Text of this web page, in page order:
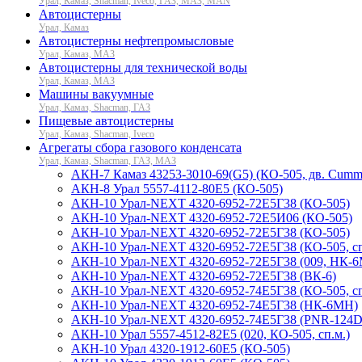
Автоцистерны
Урал, Камаз
Автоцистерны нефтепромысловые
Урал, Камаз, МАЗ
Автоцистерны для технической воды
Урал, Камаз, МАЗ
Машины вакуумные
Урал, Камаз, Shacman, ГАЗ
Пищевые автоцистерны
Урал, Камаз, Shacman, Iveco
Агрегаты сбора газового конденсата
Урал, Камаз, Shacman, ГАЗ, МАЗ
АКН-7 Камаз 43253-3010-69(G5) (КО-505, дв.
АКН-8 Урал 5557-4112-80Е5 (КО-505)
АКН-10 Урал-NEXT 4320-6952-72Е5Г38 (КО-505)
АКН-10 Урал-NEXT 4320-6952-72Е5И06 (КО-505)
АКН-10 Урал-NEXT 4320-6952-72Е5Г38 (КО-505)
АКН-10 Урал-NEXT 4320-6952-72Е5Г38 (КО-505,
АКН-10 Урал-NEXT 4320-6952-72Е5Г38 (009, НК-
АКН-10 Урал-NEXT 4320-6952-72Е5Г38 (ВК-6)
АКН-10 Урал-NEXT 4320-6952-74Е5Г38 (КО-505,
АКН-10 Урал-NEXT 4320-6952-74Е5Г38 (НК-6МН)
АКН-10 Урал-NEXT 4320-6952-74Е5Г38 (PNR-
АКН-10 Урал 5557-4512-82Е5 (020, КО-505, сп.м.)
АКН-10 Урал 4320-1912-60Е5 (КО-505)